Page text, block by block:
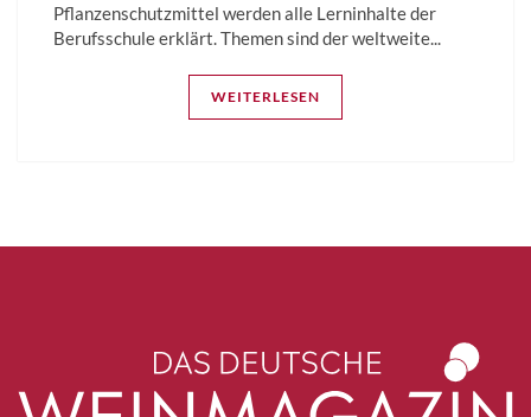
Pflanzenschutzmittel werden alle Lern­inhalte der
Berufsschule erklärt. Themen sind der weltweite...
WEITERLESEN